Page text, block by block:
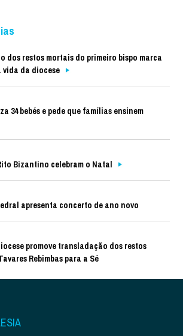
dos restos mortais do primeiro bispo marca
vida da diocese
34 bebés e pede que famílias ensinem
Bizantino celebram o Natal
apresenta concerto de ano novo
promove transladação dos restos
Rebimbas para a Sé